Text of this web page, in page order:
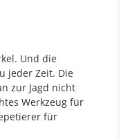
Und die
jeder Zeit. Die
zur Jagd nicht
Werkzeug für
für